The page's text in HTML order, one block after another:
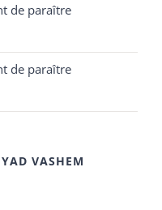
de paraître
de paraître
VASHEM